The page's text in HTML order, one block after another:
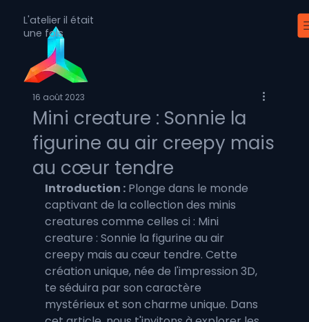
L'atelier il était
une fois
Mini creature : Sonnie la
figurine au air creepy mais
au cœur tendre
16 août 2023
Introduction : Plonge dans le monde
captivant de la collection des minis
creatures comme celles ci : Mini
creature : Sonnie la figurine au air
creepy mais au cœur tendre. Cette
création unique, née de l'impression 3D,
te séduira par son caractère
mystérieux et son charme unique. Dans